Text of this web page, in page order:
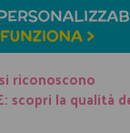
riconoscono
scopri la qualità